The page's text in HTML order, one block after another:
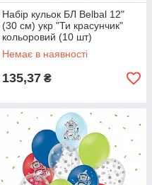
Набір кульок БЛ Belbal 12"
(30 см) укр "Ти красунчик"
кольоровий (10 шт)
Немає в наявності
135,37 ₴